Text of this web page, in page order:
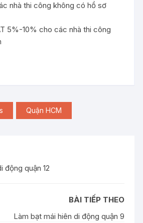
nhà thi công không có hồ sơ
5%-10% cho các nhà thi công
Quận HCM
động quận 12
BÀI TIẾP THEO
Làm bạt mái hiên di động quận 9